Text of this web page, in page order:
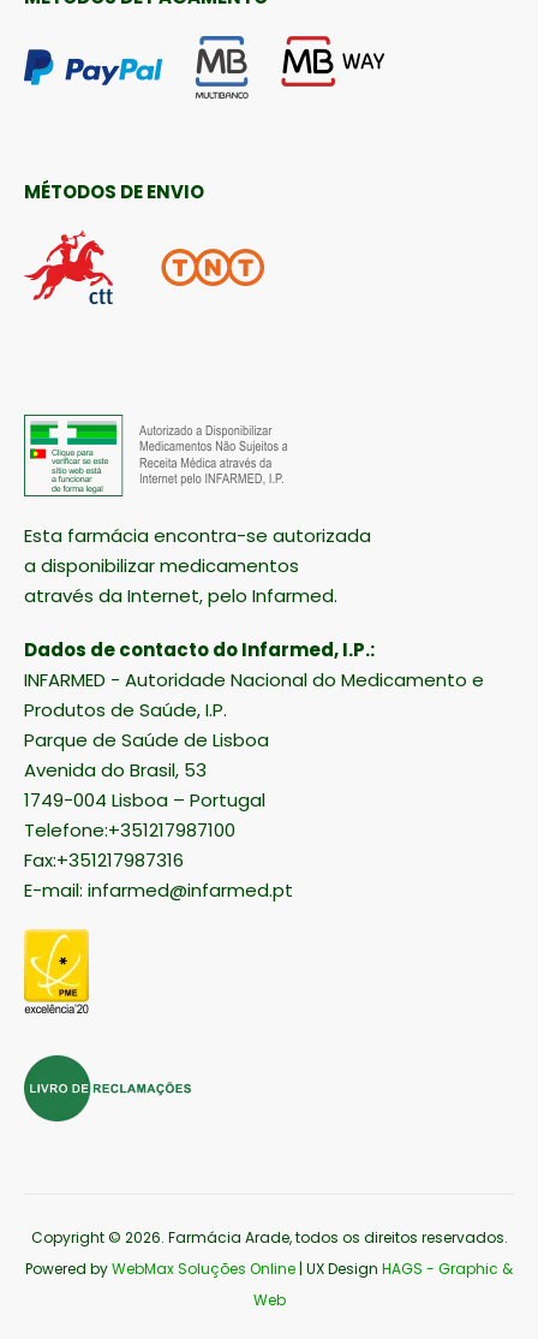
MÉTODOS DE ENVIO
Esta farmácia encontra-se autorizada
a disponibilizar medicamentos
através da Internet, pelo Infarmed.
Dados de contacto do Infarmed, I.P.:
INFARMED - Autoridade Nacional do Medicamento e
Produtos de Saúde, I.P.
Parque de Saúde de Lisboa
Avenida do Brasil, 53
1749-004 Lisboa – Portugal
Telefone:+351217987100
Fax:+351217987316
E-mail: infarmed@infarmed.pt
Copyright © 2026. Farmácia Arade, todos os direitos reservados.
Powered byWebMax Soluções Online | UX Design HAGS - Graphic &
Web